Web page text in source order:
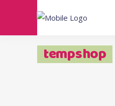
tempshop